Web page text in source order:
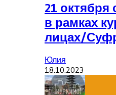
21 октября
в рамках
лицах/
Юлия
18.10.2023